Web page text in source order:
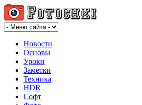
Новости
Основы
Уроки
Заметки
Техника
HDR
Софт